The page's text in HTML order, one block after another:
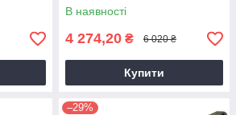
В наявності
4 274,20 ₴ 6 020 ₴
Купити
–29%